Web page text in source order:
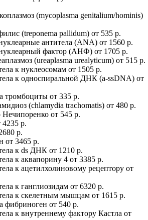
(mycoplasma genitalium/hominis)
(treponema pallidum) от 535 р.
антитела (ANA) от 1560 р.
фактор (АНФ) от 1705 р.
(ureaplasma urealyticum) от 515 р.
к нуклеосомам от 1505 р.
к односпиральной ДНК (a-ssDNA) от
тромбоциты от 335 р.
(chlamydia trachomatis) от 480 р.
от 545 р.
4235 р.
р.
от 3465 р.
к ds ДНК от 1210 р.
к аквапорину 4 от 3385 р.
к ацетилхолиновому рецептору от
к ганглиозидам от 6320 р.
к скелетным мышцам от 1615 р.
фибриноген от 540 р.
к внутреннему фактору Кастла от